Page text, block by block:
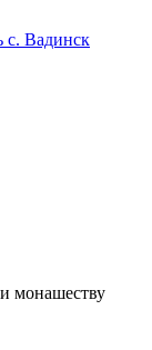
с. Вадинск
монашеству